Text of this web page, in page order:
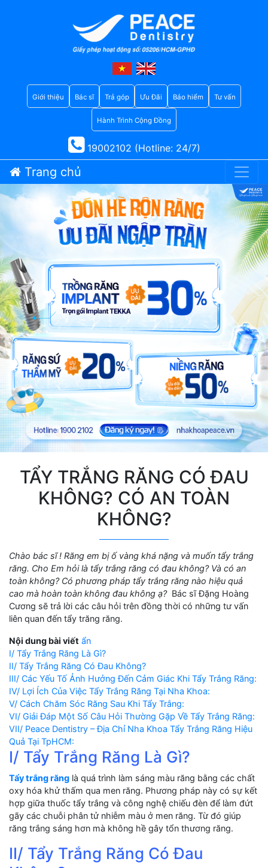
Giới thiệu Bác sĩ Trả góp Ưu Đãi Bảo hiểm Tư vấn
Hành Trình Cộng Đồng
19002102 (Hotline: 24/7)
Trang chủ
TẨY TRẮNG RĂNG CÓ ĐAU
KHÔNG? CÓ AN TOÀN
KHÔNG?
Chào bác sĩ ! Răng em bị ố vàng khá nặng và muốn tẩy trắng
răng. Cho Em hỏi là tẩy trắng răng có đau không? Và có an
toàn không? Có phương pháp tẩy trắng răng nào hiệu quả
cao mà hoàn toàn không đau không ạ? Bác sĩ Đặng Hoàng
Cương sẽ trả lời các câu hỏi trên đồng thời có những tư vấn
liên quan đến tẩy trăng răng.
Nội dung bài viết ẩn
I/ Tẩy Trắng Răng Là Gì?
II/ Tẩy Trắng Răng Có Đau Không?
III/ Các Yếu Tố Ảnh Hưởng Đến Cảm Giác Khi Tẩy Trắng Răng:
IV/ Lợi Ích Của Việc Tẩy Trắng Răng Tại Nha Khoa:
V/ Cách Chăm Sóc Răng Sau Khi Tẩy Trắng:
VI/ Giải Đáp Một Số Câu Hỏi Thường Gặp Về Tẩy Trắng Răng:
VII/ Peace Dentistry – Địa Chỉ Nha Khoa Tẩy Trắng Răng Hiệu
Quả Tại TpHCM:
I/ Tẩy Trắng Răng Là Gì?
Tẩy trắng răng là quá trình làm sáng màu răng bằng các chất
oxy hóa khử thấm qua men răng. Phương pháp này có sự kết
hợp giữa thuốc tẩy trắng và công nghệ chiếu đèn để làm đứt
gãy các chuỗi phân tử nhiễm màu ở men răng. Từ đó giúp
răng trắng sáng hơn mà không hề gây tổn thương răng.
II/ Tẩy Trắng Răng Có Đau